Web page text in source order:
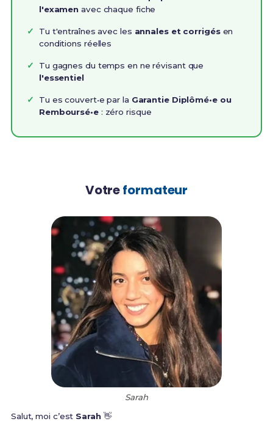
l'examen avec chaque fiche
Tu t'entraînes avec les annales et corrigésen
conditions réelles
Tu gagnes du temps en ne révisant que
l'essentiel
Tu es couvert•e par la Garantie Diplômé•e ou
Remboursé•e: zéro risque
Votreformateur
Sarah
Salut, moi c’est Sarah👋